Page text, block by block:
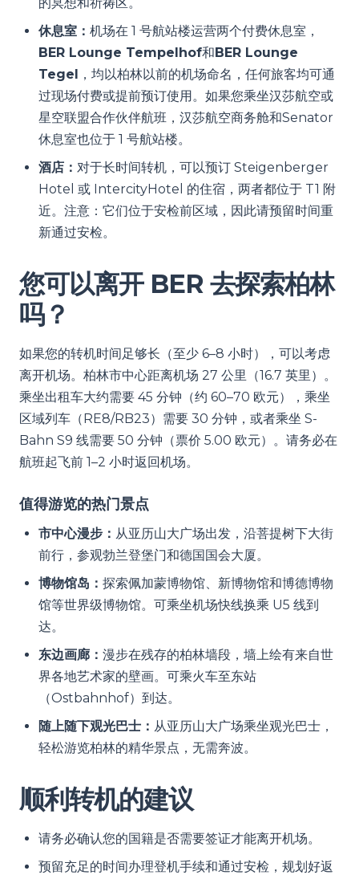
休息室： 机场在 1 号航站楼运营两个付费休息室，
BER Lounge Tempelhof和BER Lounge
Tegel ，均以柏林以前的机场命名，任何旅客均可通
过现场付费或提前预订使用。如果您乘坐汉莎航空或
星空联盟合作伙伴航班，汉莎航空商务舱和Senator
休息室也位于 1 号航站楼。
酒店： 对于长时间转机，可以预订 Steigenberger
Hotel 或 IntercityHotel 的住宿，两者都位于 T1 附
近。注意：它们位于安检前区域，因此请预留时间重
新通过安检。
您可以离开 BER 去探索柏林
吗？
如果您的转机时间足够长（至少 6–8 小时），可以考虑
离开机场。柏林市中心距离机场 27 公里（16.7 英里）。
乘坐出租车大约需要 45 分钟（约 60–70 欧元），乘坐
区域列车（RE8/RB23）需要 30 分钟，或者乘坐 S-
Bahn S9 线需要 50 分钟（票价 5.00 欧元）。请务必在
航班起飞前 1–2 小时返回机场。
值得游览的热门景点
市中心漫步： 从亚历山大广场出发，沿菩提树下大街
前行，参观勃兰登堡门和德国国会大厦。
博物馆岛： 探索佩加蒙博物馆、新博物馆和博德博物
馆等世界级博物馆。可乘坐机场快线换乘 U5 线到
达。
东边画廊： 漫步在残存的柏林墙段，墙上绘有来自世
界各地艺术家的壁画。可乘火车至东站
（Ostbahnhof）到达。
随上随下观光巴士： 从亚历山大广场乘坐观光巴士，
轻松游览柏林的精华景点，无需奔波。
顺利转机的建议
请务必确认您的国籍是否需要签证才能离开机场。
预留充足的时间办理登机手续和通过安检，规划好返